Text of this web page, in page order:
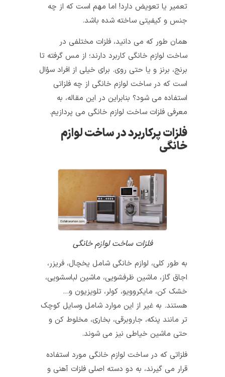
تعمیر یا تعویض دارد! اما مهم است که از چه
جنس و کیفیتی ساخته شده باشد.
همان طور که می‌ دانید، فلزات مختلفی در
ساخت لوازم خانگی کاربرد دارند؛ از مس گرفته تا
برنج، برنز و یا حتی روی. برای خیلی از افراد سؤال
است که در ساخت لوازم خانگی از چه فلزاتی
استفاده می‌ شود؟ بنابراین در این مقاله، به
معرفی فلزات ساخت لوازم خانگی می پردازیم.
فلزات پرکاربرد در ساخت لوازم
فلزات ساخت لوازم خانگی
به طور کلی، لوازم خانگی شامل یخچال، فریزر،
اجاق گاز، ماشین ظرفشویی، ماشین لباسشویی،
خشک‌ کن، مایکروویو، کولر، تلویزیون و…
هستند. به غیر از این موارد شامل وسایل کوچک‌
تر مانند پنکه، جاروبرقی، بخاری، مخلوط‌ کن و
حتی ماشین خیاطی نیز می شوند.
فلزاتی که در ساخت لوازم خانگی مورد استفاده
قرار می گیرند، به دو دسته اصلی فلزات آهنی و